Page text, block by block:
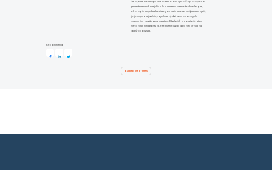
Recommend:
że są one niezastąpione w walce o czystość i porządek w
przestrzeniach miejskich. Ich zaawansowane technologie,
ekologiczny charakter i ergonomiczne rozwiązania czynią
je jednym z najważniejszych narzędzi nowoczesnych
systemów zarządzania miastami. Dbałość o czystość staje
się dzięki nim prostsza, efektywniejsza i bardziej przyjazna
dla środowiska.
Back to list of news